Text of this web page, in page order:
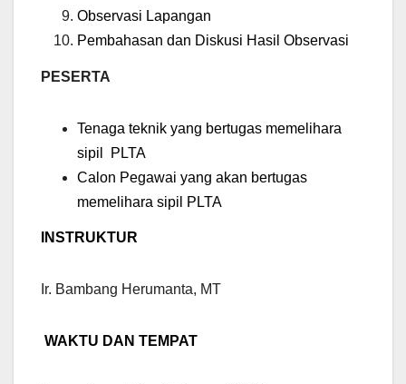
Observasi Lapangan
Pembahasan dan Diskusi Hasil Observasi
PESERTA
Tenaga teknik yang bertugas memelihara
sipil PLTA
Calon Pegawai yang akan bertugas
memelihara sipil PLTA
INSTRUKTUR
Ir. Bambang Herumanta, MT
WAKTU DAN TEMPAT